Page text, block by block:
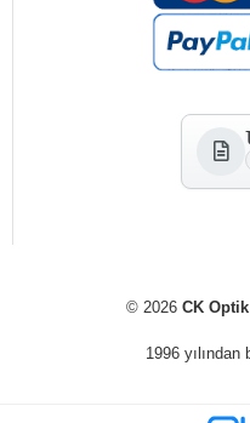
© 2026 CK Optik
1996 yılından